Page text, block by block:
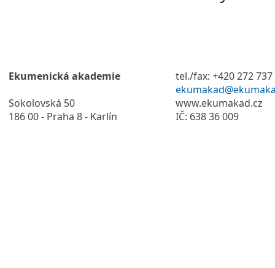
Ekumenická akademie
Sokolovská 50
186 00 - Praha 8 - Karlín
tel./fax: +420 272 737
www.ekumakad.cz
IČ: 638 36 009